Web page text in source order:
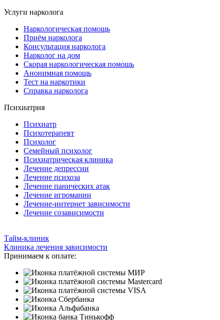
Услуги нарколога
Наркологическая помощь
Приём нарколога
Консультация нарколога
Нарколог на дом
Скорая наркологическая помощь
Анонимная помощь
Тест на наркотики
Справка нарколога
Психиатрия
Психиатр
Психотерапевт
Психолог
Семейный психолог
Психиатрическая клиника
Лечение депрессии
Лечение психоза
Лечение панических атак
Лечение игромании
Лечение-интернет зависимости
Лечение созависимости
Тайм-клиник
Клиника лечения зависимости
Принимаем к оплате: